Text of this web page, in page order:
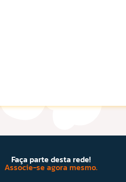
Faça parte desta rede!
Associe-se agora mesmo.